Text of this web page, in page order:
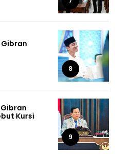
Gibran
8
Kursi
9